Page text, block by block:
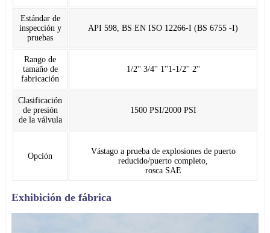
Estándar de
inspección y
pruebas
API 598, BS EN ISO 12266-I (BS 6755 -I)
Rango de
tamaño de
fabricación
1/2'' 3/4'' 1''1-1/2'' 2''
Clasificación
de presión
de la válvula
1500 PSI/2000 PSI
Opción
Vástago a prueba de explosiones de puerto
reducido/puerto completo,
rosca SAE
Exhibición de fábrica